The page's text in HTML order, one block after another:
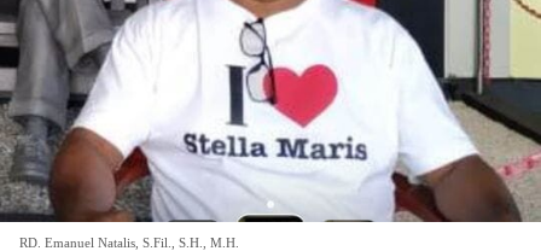
RD. Emanuel Natalis, S.Fil., S.H., M.H.